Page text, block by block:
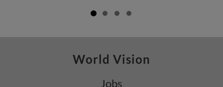
World Vision
Jobs